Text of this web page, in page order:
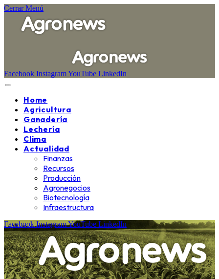
Cerrar Menú
Facebook InstagramYouTube LinkedIn
Home
Agricultura
Ganadería
Lechería
Clima
Actualidad
Finanzas
Recursos
Producción
Agronegocios
Biotecnología
Infraestructura
Facebook InstagramYouTube LinkedIn